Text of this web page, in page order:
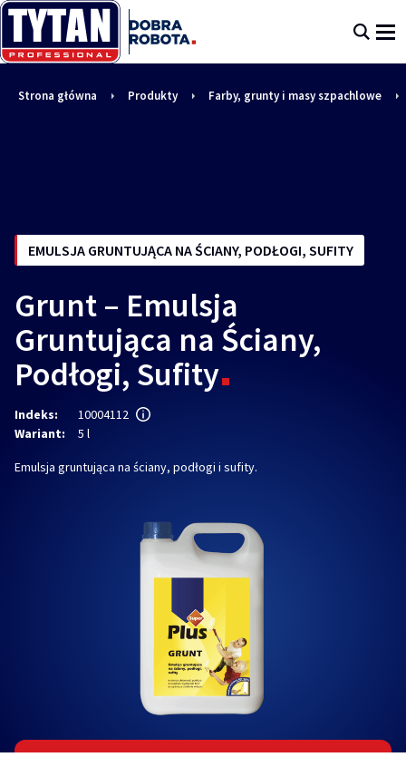
Strona główna Produkty Farby, grunty i masy szpachlowe
EMULSJA GRUNTUJĄCA NA ŚCIANY, PODŁOGI, SUFITY
Grunt – Emulsja
Gruntująca na Ściany,
Podłogi, Sufity
Indeks:
10004112
Wariant:
5 l
Emulsja gruntująca na ściany, podłogi i sufity.